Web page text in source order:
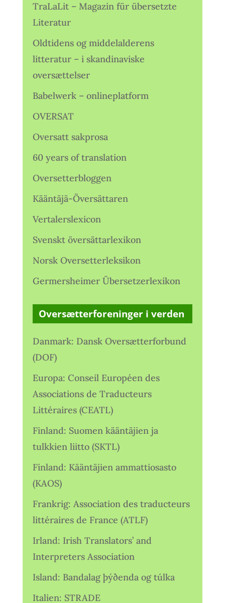
TraLaLit – Magazin für übersetzte
Literatur
Oldtidens og middelalderens
litteratur – i skandinaviske
oversættelser
Babelwerk – onlineplatform
OVERSAT
Oversatt sakprosa
60 years of translation
Oversetterbloggen
Kääntäjä-Översättaren
Vertalerslexicon
Svenskt översättarlexikon
Norsk Oversetterleksikon
Germersheimer Übersetzerlexikon
Oversætterforeninger i verden
Danmark: Dansk Oversætterforbund
(DOF)
Europa: Conseil Européen des
Associations de Traducteurs
Littéraires (CEATL)
Finland: Suomen kääntäjien ja
tulkkien liitto (SKTL)
Finland: Kääntäjien ammattiosasto
(KAOS)
Frankrig: Association des traducteurs
littéraires de France (ATLF)
Irland: Irish Translators’ and
Interpreters Association
Island: Bandalag þýðenda og túlka
Italien: STRADE